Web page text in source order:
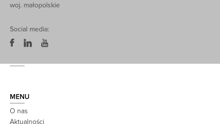
woj. małopolskie
Social media:
MENU
O nas
Aktualności